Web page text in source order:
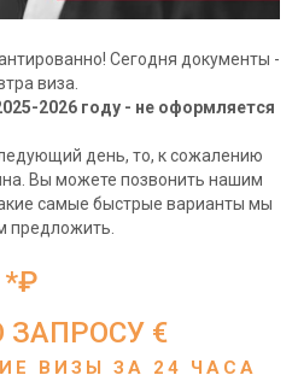
Сегодня документы -
виза.
2026 году - не оформляется
день, то, к сожалению
Вы можете позвонить нашим
самые быстрые варианты мы
предложить.
*₽
ЗАПРОСУ €
ВИЗЫ ЗА 24 ЧАСА